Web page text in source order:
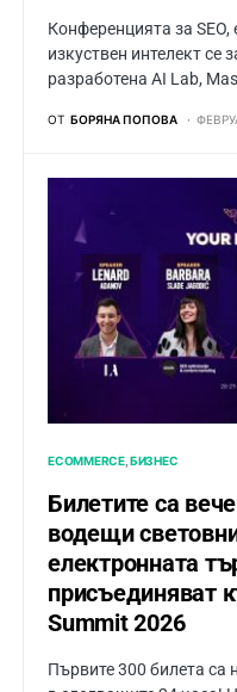
Конференцията за
изкуствен интелект се
разработена AI Lab,
ОТ БОРЯНА ПОПОВА
ECOMMERCE БИЗНЕС
Билетите са
водещи
електронната
присъединяват
Summit 2026
Първите 300 билета са